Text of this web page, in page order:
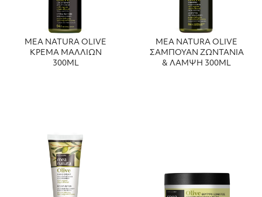
MEA NATURA OLIVE
ΚΡΕΜΑ ΜΑΛΛΙΩΝ
300ML
MEA NATURA OLIVE
ΣΑΜΠΟΥΑΝ ΖΩΝΤΑΝΙΑ
& ΛΑΜΨΗ 300ML